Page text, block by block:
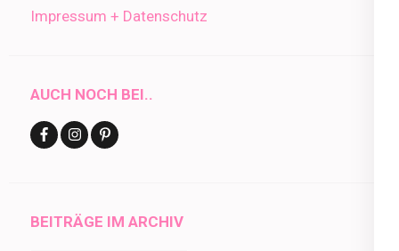
Impressum + Datenschutz
AUCH NOCH BEI..
BEITRÄGE IM ARCHIV